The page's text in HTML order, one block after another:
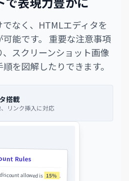
なく、HTMLエディタを
能です。 重要な注意事項
、スクリーンショット画像
を図解したりできます。
搭載
リンク挿入に対応
Rules
allowed is 15%